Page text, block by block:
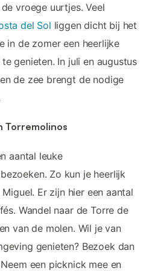
vroege uurtjes. Veel
del Sol liggen dicht bij het
in de zomer een heerlijke
genieten. In juli en augustus
de zee brengt de nodige
Torremolinos
aantal leuke
Zo kun je heerlijk
Er zijn hier een aantal
Wandel naar de Torre de
van de molen. Wil je van
genieten? Bezoek dan
een picknick mee en